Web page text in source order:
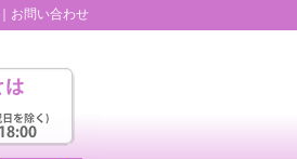
お問い合わせ